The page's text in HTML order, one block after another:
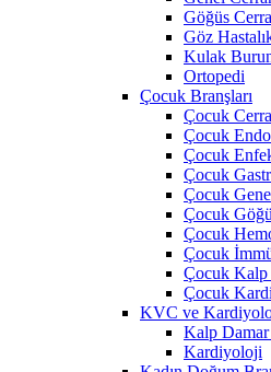
Göğüs
Göz
Kulak
Ortopedi
Çocuk Branşları
Çocuk
Çocuk
Çocuk
Çocuk
Çocuk
Çocuk
Çocuk
Çocuk
Çocuk Kalp
Çocuk
KVC ve
Kalp
Kardiyoloji